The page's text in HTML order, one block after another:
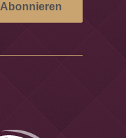
Abonnieren